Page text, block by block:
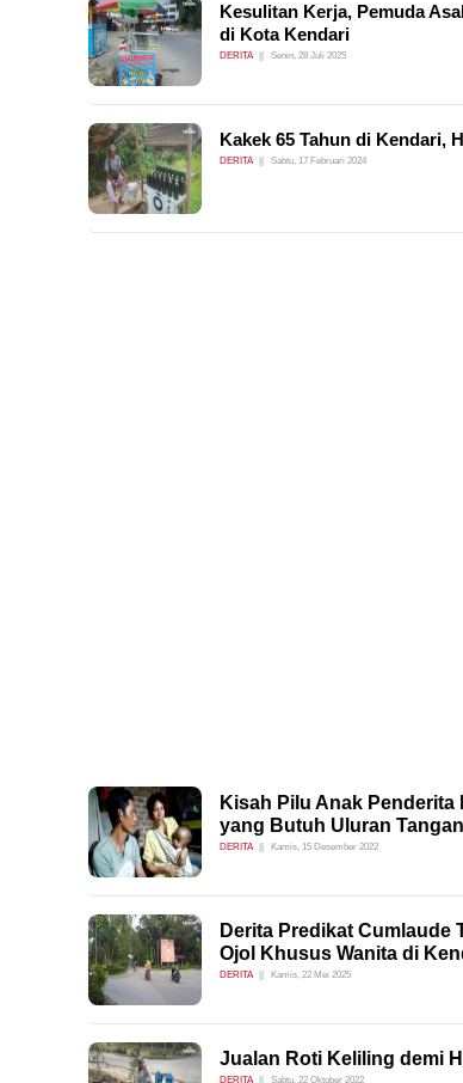
Kesulitan Kerja, Pemuda
di Kota Kendari
DERITA Senin, 28 Juli 2025
Kakek 65 Tahun di Kendari,
DERITA Sabtu, 17 Februari 2024
Kisah Pilu Anak
yang Butuh Uluran Tangan
DERITA Kamis, 15 Desember 2022
Derita Predikat Cumlaude
Ojol Khusus Wanita di
DERITA Kamis, 22 Mei 2025
Jualan Roti Keliling demi
DERITA Sabtu, 22 Oktober 2022